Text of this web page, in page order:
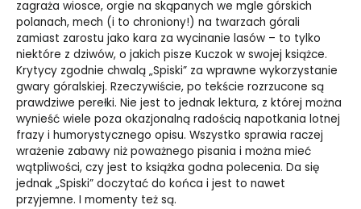
zagraża wiosce, orgie na skąpanych we mgle górskich
polanach, mech (i to chroniony!) na twarzach górali
zamiast zarostu jako kara za wycinanie lasów – to tylko
niektóre z dziwów, o jakich pisze Kuczok w swojej książce.
Krytycy zgodnie chwalą „Spiski” za wprawne wykorzystanie
gwary góralskiej. Rzeczywiście, po tekście rozrzucone są
prawdziwe perełki. Nie jest to jednak lektura, z której można
wynieść wiele poza okazjonalną radością napotkania lotnej
frazy i humorystycznego opisu. Wszystko sprawia raczej
wrażenie zabawy niż poważnego pisania i można mieć
wątpliwości, czy jest to książka godna polecenia. Da się
jednak „Spiski” doczytać do końca i jest to nawet
przyjemne. I momenty też są.